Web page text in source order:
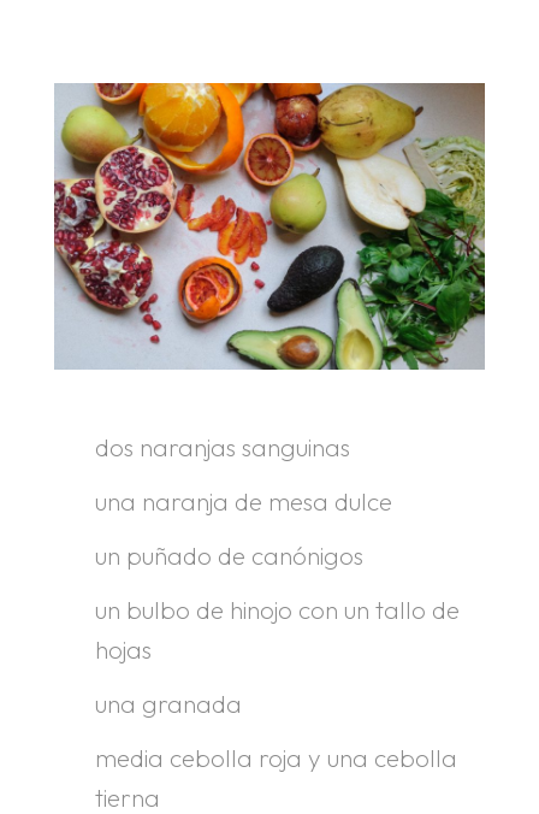
dos naranjas sanguinas
una naranja de mesa dulce
un puñado de canónigos
un bulbo de hinojo con un tallo de
hojas
una granada
media cebolla roja y una cebolla
tierna